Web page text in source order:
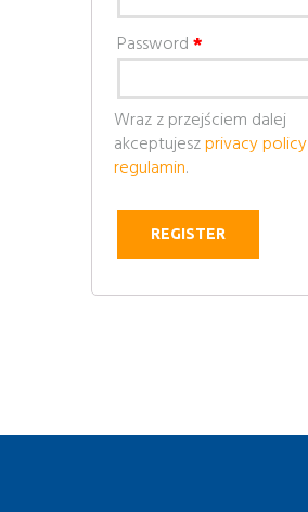
Password*
Wraz z przejściem dalej
akceptujeszprivacy policy
regulamin.
REGISTER